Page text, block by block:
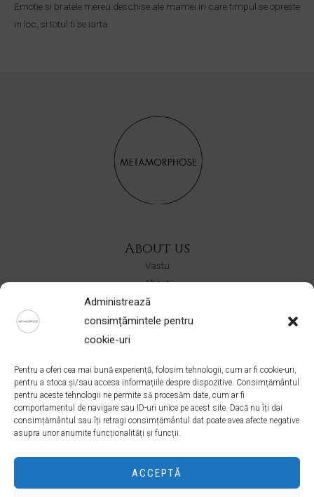
Administrează
consimțămintele pentru
cookie-uri
Pentru a oferi cea mai bună experiență, folosim tehnologii, cum ar fi cookie-uri,
pentru a stoca și/sau accesa informațiile despre dispozitive. Consimțământul
pentru aceste tehnologii ne permite să procesăm date, cum ar fi
comportamentul de navigare sau ID-uri unice pe acest site. Dacă nu îți dai
consimțământul sau îți retragi consimțământul dat poate avea afecte negative
asupra unor anumite funcționalități și funcții.
ACCEPTĂ
Emotie si bratele mereu deschise ale mamei in care timpul se opreste
in loc, si totul ti se iarta.
About us
Vastu
About
Contact
Ateliere
Colectii
Address
office@ateliermetamorphose.com
+40 727 021 539